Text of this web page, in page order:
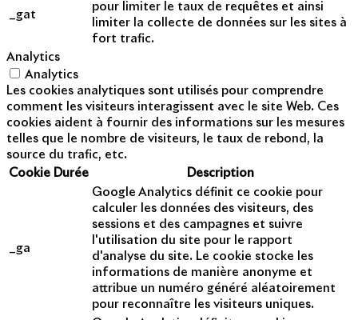
_gat
pour limiter le taux de requêtes et ainsi
limiter la collecte de données sur les sites à
fort trafic.
Analytics
Analytics
Les cookies analytiques sont utilisés pour comprendre
comment les visiteurs interagissent avec le site Web. Ces
cookies aident à fournir des informations sur les mesures
telles que le nombre de visiteurs, le taux de rebond, la
source du trafic, etc.
Cookie Durée Description
_ga
Google Analytics définit ce cookie pour
calculer les données des visiteurs, des
sessions et des campagnes et suivre
l'utilisation du site pour le rapport
d'analyse du site. Le cookie stocke les
informations de manière anonyme et
attribue un numéro généré aléatoirement
pour reconnaître les visiteurs uniques.